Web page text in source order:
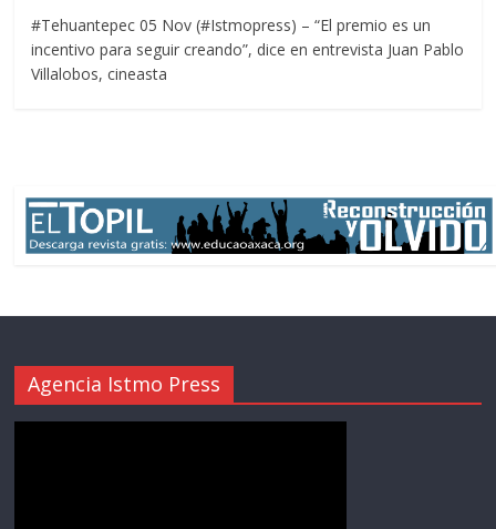
#Tehuantepec 05 Nov (#Istmopress) – “El premio es un
incentivo para seguir creando”, dice en entrevista Juan Pablo
Villalobos, cineasta
Agencia Istmo Press